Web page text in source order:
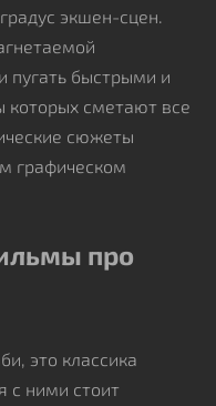
экшен-сцен.
пугать быстрыми и
сметают все
сюжеты
графическом
про
это классика
с ними стоит